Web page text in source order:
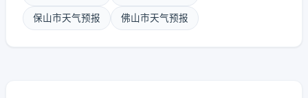
保山市天气预报 佛山市天气预报